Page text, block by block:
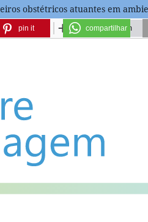
obstétricos atuantes em
pin it compartilhar